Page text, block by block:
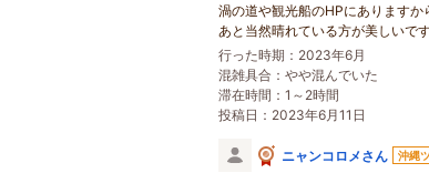
渦の道や観光船のHPにありますか
あと当然晴れている方が美しいです
行った時期：2023年6月
混雑具合：やや混んでいた
滞在時間：1～2時間
投稿日：2023年6月11日
ニャンコロメさん 沖縄